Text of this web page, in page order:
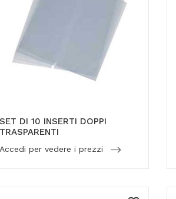
SET DI 10 INSERTI DOPPI
TRASPARENTI
Accedi per vedere i prezzi